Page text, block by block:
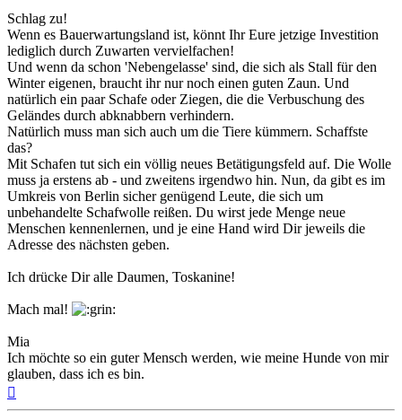
Schlag zu!
Wenn es Bauerwartungsland ist, könnt Ihr Eure jetzige Investition
lediglich durch Zuwarten vervielfachen!
Und wenn da schon 'Nebengelasse' sind, die sich als Stall für den
Winter eigenen, braucht ihr nur noch einen guten Zaun. Und
natürlich ein paar Schafe oder Ziegen, die die Verbuschung des
Geländes durch abknabbern verhindern.
Natürlich muss man sich auch um die Tiere kümmern. Schaffste
das?
Mit Schafen tut sich ein völlig neues Betätigungsfeld auf. Die Wolle
muss ja erstens ab - und zweitens irgendwo hin. Nun, da gibt es im
Umkreis von Berlin sicher genügend Leute, die sich um
unbehandelte Schafwolle reißen. Du wirst jede Menge neue
Menschen kennenlernen, und je eine Hand wird Dir jeweils die
Adresse des nächsten geben.
Ich drücke Dir alle Daumen, Toskanine!
Mach mal!
Mia
Ich möchte so ein guter Mensch werden, wie meine Hunde von mir
glauben, dass ich es bin.